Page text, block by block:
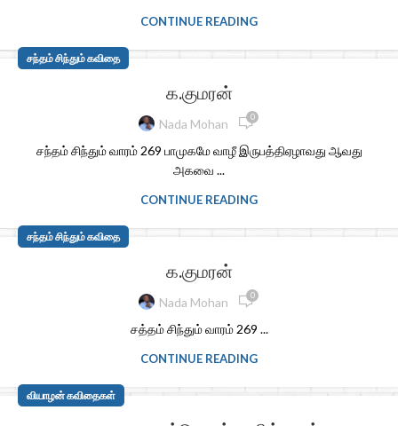
CONTINUE READING
சந்தம் சிந்தும் கவிதை
க.குமரன்
Nada Mohan 0
சந்தம் சிந்தும் வாரம் 269 பாமுகமே வாழீ இருபத்திஏழாவது ஆவது
அகவை ...
CONTINUE READING
சந்தம் சிந்தும் கவிதை
க.குமரன்
Nada Mohan 0
சத்தம் சிந்தும் வாரம் 269 ...
CONTINUE READING
வியாழன் கவிதைகள்